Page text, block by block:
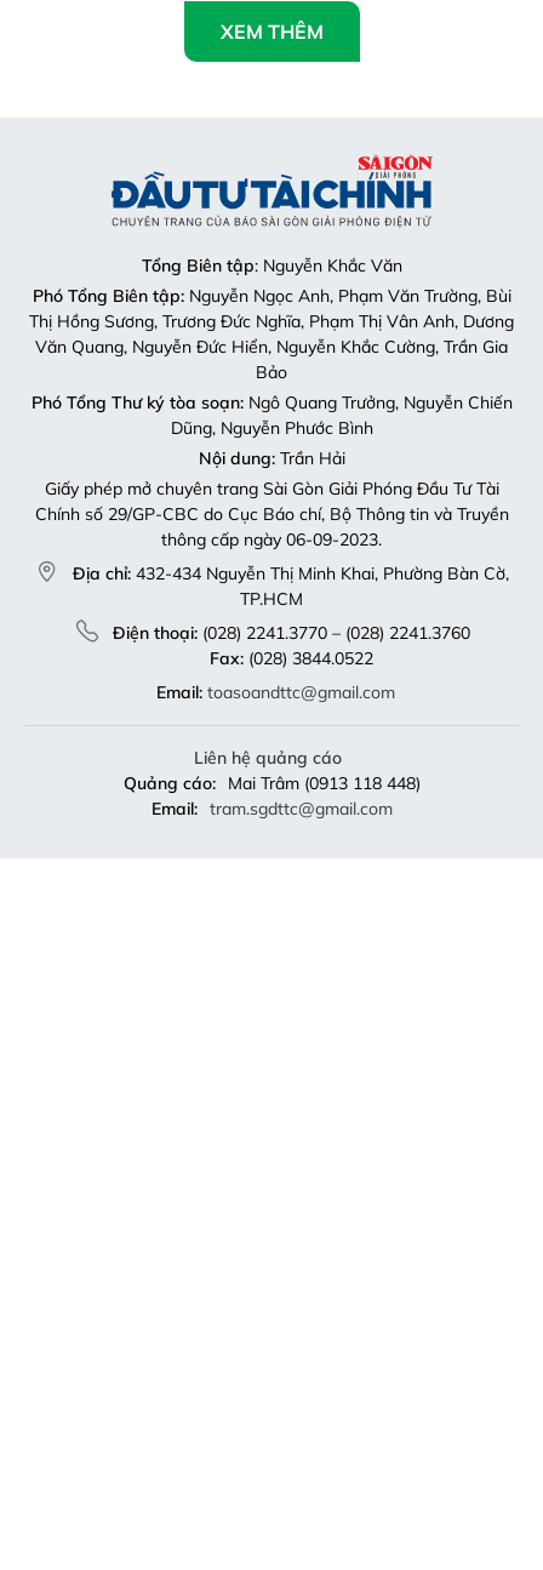
XEM THÊM
Tổng Biên tập: Nguyễn Khắc Văn
Phó Tổng Biên tập:Nguyễn Ngọc Anh, Phạm Văn Trường, Bùi
Thị Hồng Sương, Trương Đức Nghĩa, Phạm Thị Vân Anh, Dương
Văn Quang, Nguyễn Đức Hiển, Nguyễn Khắc Cường, Trần Gia
Bảo
Phó Tổng Thư ký tòa soạn:Ngô Quang Trưởng, Nguyễn Chiến
Dũng, Nguyễn Phước Bình
Nội dung:Trần Hải
Giấy phép mở chuyên trang Sài Gòn Giải Phóng Đầu Tư Tài
Chính số 29/GP-CBC do Cục Báo chí, Bộ Thông tin và Truyền
thông cấp ngày 06-09-2023.
Địa chỉ: 432-434 Nguyễn Thị Minh Khai, Phường Bàn Cờ,
TP.HCM
Điện thoại:(028) 2241.3770 – (028) 2241.3760
Fax:(028) 3844.0522
Email: toasoandttc@gmail.com
Liên hệ quảng cáo
Quảng cáo:
Mai Trâm (0913 118 448)
Email: tram.sgdttc@gmail.com